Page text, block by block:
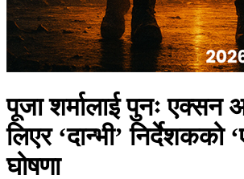
पूजा शर्मालाई पुनः एक्सन
लिएर ‘दान्भी’ निर्देशकको
घोषणा